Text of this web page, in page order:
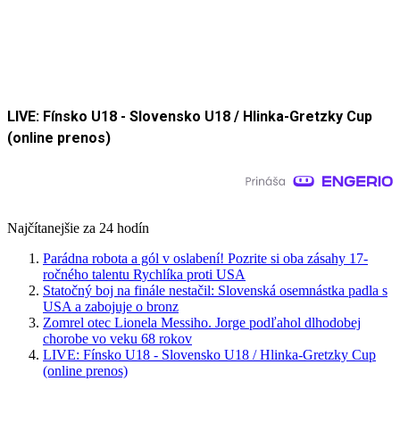
LIVE: Fínsko U18 - Slovensko U18 / Hlinka-Gretzky Cup
(online prenos)
Najčítanejšie za 24 hodín
Parádna robota a gól v oslabení! Pozrite si oba zásahy 17-
ročného talentu Rychlíka proti USA
Statočný boj na finále nestačil: Slovenská osemnástka padla s
USA a zabojuje o bronz
Zomrel otec Lionela Messiho. Jorge podľahol dlhodobej
chorobe vo veku 68 rokov
LIVE: Fínsko U18 - Slovensko U18 / Hlinka-Gretzky Cup
(online prenos)